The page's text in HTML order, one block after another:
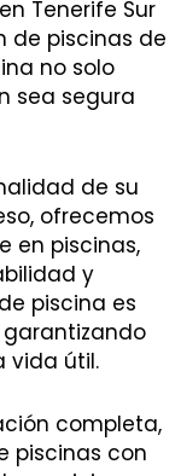
Tenerife Sur
de piscinas de
no solo
sea segura
de su
ofrecemos
en piscinas,
y
piscina es
vida útil.
completa,
piscinas con